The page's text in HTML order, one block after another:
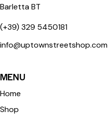
Barletta BT
(+39) 329 5450181
info@uptownstreetshop.com
MENU
Home
Shop